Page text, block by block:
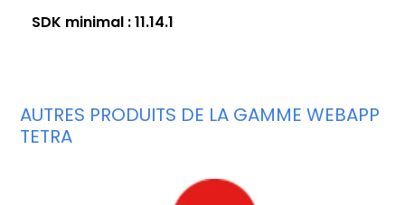
SDK minimal : 11.14.1
AUTRES PRODUITS DE LA GAMME WEBAPP
TETRA